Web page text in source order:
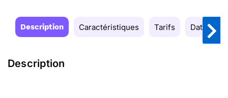
Description Caractéristiques Tarifs Date de
Description